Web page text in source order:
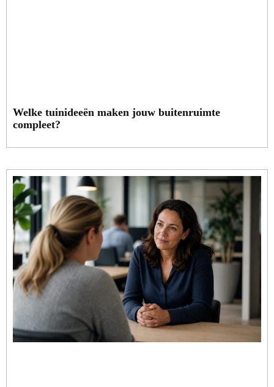
Welke tuinideeën maken jouw buitenruimte
compleet?